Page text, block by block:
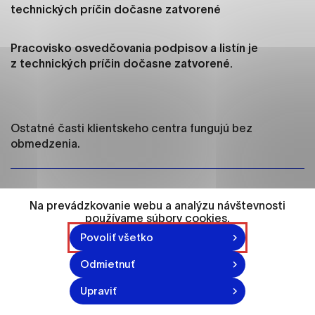
technických príčin dočasne zatvorené
Pracovisko osvedčovania podpisov a listín je
z technických príčin dočasne zatvorené.
Ostatné časti klientskeho centra fungujú bez
obmedzenia.
Vytvorené: 15. 11. 2021
Na prevádzkovanie webu a analýzu návštevnosti
používame súbory cookies.
Povoliť všetko
Odmietnuť
Upraviť
ako je navigácia na stránke a prístup k
fungovať.
stránok pochopiť, ako návštevníci stránok stránku
používajú, aby mohol stránky optimalizovať a
zbierajú anonymne a nie je možné ich spojiť s
konkrétnou osobou.
Označiť všetko
Uložiť nastavenia
Viac informácií